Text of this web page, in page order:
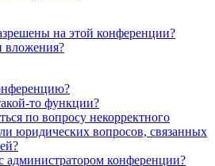
на этой конференции?
вложения?
то функции?
по вопросу некорректного
юридических вопросов, связанных
администратором конференции?